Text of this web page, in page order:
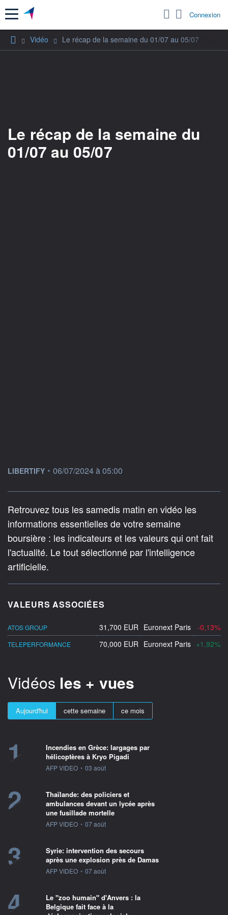
Menu Connexion
Vidéo Le récap de la semaine du 01/07 au 05/07
Le récap de la semaine du
01/07 au 05/07
information fournie par
LIBERTIFY • 06/07/2024 à 05:00
Retrouvez tous les samedis matin en vidéo les
informations essentielles de votre semaine
boursière : les indicateurs et les valeurs qui ont fait
l'actualité. Le tout sélectionné par l'intelligence
artificielle.
VALEURS ASSOCIÉES
ATOS GROUP 31,700 EUR Euronext Paris -0,13%
TELEPERFORMANCE 70,000 EUR Euronext Paris +1,92%
Vidéos les + vues
Aujourd'hui cette semaine ce mois
1
Incendies en Grèce: largages par
hélicoptères à Kryo Pigadi
information fournie par
AFP VIDEO • 03 août
2
Thaïlande: des policiers et
ambulances devant un lycée après
une fusillade mortelle
information fournie par
AFP VIDEO • 07 août
3
Syrie: intervention des secours
après une explosion près de Damas
information fournie par
AFP VIDEO • 07 août
4
Le "zoo humain" d'Anvers : la
Belgique fait face à la